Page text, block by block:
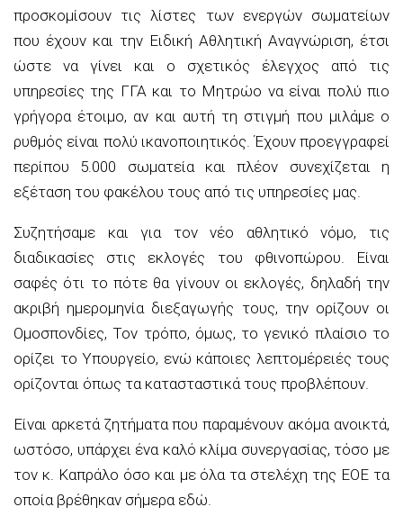
προσκομίσουν τις λίστες των ενεργών σωματείων
που έχουν και την Ειδική Αθλητική Αναγνώριση, έτσι
ώστε να γίνει και ο σχετικός έλεγχος από τις
υπηρεσίες της ΓΓΑ και το Μητρώο να είναι πολύ πιο
γρήγορα έτοιμο, αν και αυτή τη στιγμή που μιλάμε ο
ρυθμός είναι πολύ ικανοποιητικός. Έχουν προεγγραφεί
περίπου 5.000 σωματεία και πλέον συνεχίζεται η
εξέταση του φακέλου τους από τις υπηρεσίες μας.
Συζητήσαμε και για τον νέο αθλητικό νόμο, τις
διαδικασίες στις εκλογές του φθινοπώρου. Είναι
σαφές ότι το πότε θα γίνουν οι εκλογές, δηλαδή την
ακριβή ημερομηνία διεξαγωγής τους, την ορίζουν οι
Ομοσπονδίες, Τον τρόπο, όμως, το γενικό πλαίσιο το
ορίζει το Υπουργείο, ενώ κάποιες λεπτομέρειές τους
ορίζονται όπως τα κατασταστικά τους προβλέπουν.
Είναι αρκετά ζητήματα που παραμένουν ακόμα ανοικτά,
ωστόσο, υπάρχει ένα καλό κλίμα συνεργασίας, τόσο με
τον κ. Καπράλο όσο και με όλα τα στελέχη της ΕΟΕ τα
οποία βρέθηκαν σήμερα εδώ.